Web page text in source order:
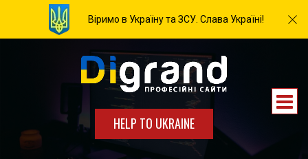
Віримо в Україну та ЗСУ. Слава Україні!
HELP TO UKRAINE